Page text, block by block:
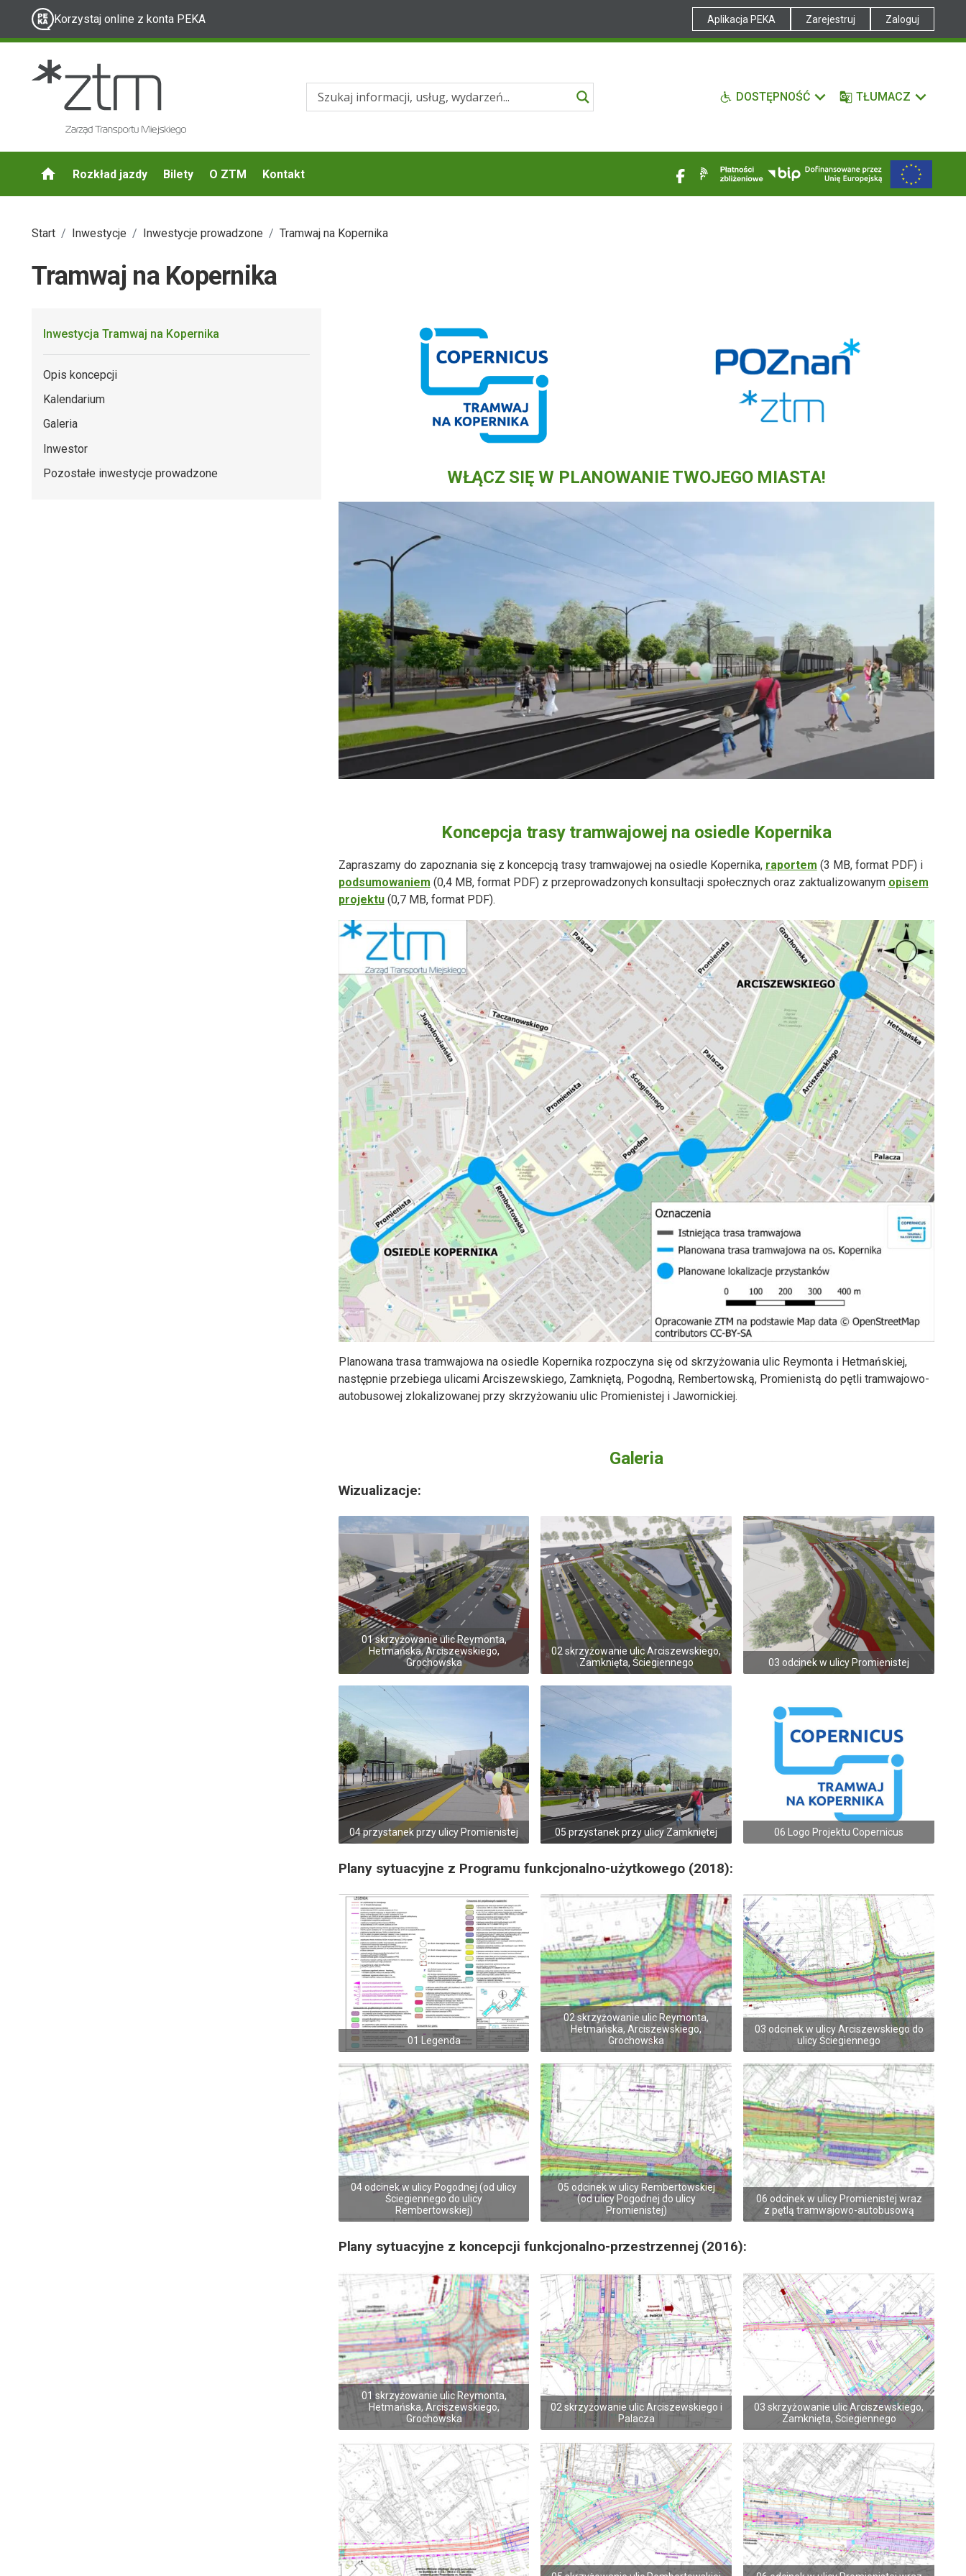
Korzystaj online z konta PEKA Aplikacja PEKA Zarejestruj Zaloguj
DOSTĘPNOŚĆ TŁUMACZ
Rozkład jazdy Bilety O ZTM Kontakt
Start Inwestycje Inwestycje prowadzone Tramwaj na Kopernika
Tramwaj na Kopernika
Inwestycja Tramwaj na Kopernika
Opis koncepcji
Kalendarium
Galeria
Inwestor
Pozostałe inwestycje prowadzone
WŁĄCZ SIĘ W PLANOWANIE TWOJEGO MIASTA!
Koncepcja trasy tramwajowej na osiedle Kopernika
Zapraszamy do zapoznania się z koncepcją trasy tramwajowej na osiedle Kopernika, raportem (3 MB, format PDF) i
podsumowaniem (0,4 MB, format PDF) z przeprowadzonych konsultacji społecznych oraz zaktualizowanym opisem
projektu(0,7 MB, format PDF).
Planowana trasa tramwajowa na osiedle Kopernika rozpoczyna się od skrzyżowania ulic Reymonta i Hetmańskiej,
następnie przebiega ulicami Arciszewskiego, Zamkniętą, Pogodną, Rembertowską, Promienistą do pętli tramwajowo-
autobusowej zlokalizowanej przy skrzyżowaniu ulic Promienistej i Jawornickiej.
Galeria
Wizualizacje:
01 skrzyżowanie ulic Reymonta,
Hetmańska, Arciszewskiego,
Grochowska
02 skrzyżowanie ulic Arciszewskiego,
Zamknięta, Ściegiennego
03 odcinek w ulicy Promienistej
04 przystanek przy ulicy Promienistej 05 przystanek przy ulicy Zamkniętej 06 Logo Projektu Copernicus
Plany sytuacyjne z Programu funkcjonalno-użytkowego (2018):
01 Legenda
02 skrzyżowanie ulic Reymonta,
Hetmańska, Arciszewskiego,
Grochowska
03 odcinek w ulicy Arciszewskiego do
ulicy Ściegiennego
04 odcinek w ulicy Pogodnej (od ulicy
Ściegiennego do ulicy
Rembertowskiej)
05 odcinek w ulicy Rembertowskiej
(od ulicy Pogodnej do ulicy
Promienistej)
06 odcinek w ulicy Promienistej wraz
z pętlą tramwajowo-autobusową
Plany sytuacyjne z koncepcji funkcjonalno-przestrzennej (2016):
01 skrzyżowanie ulic Reymonta,
Hetmańska, Arciszewskiego,
Grochowska
02 skrzyżowanie ulic Arciszewskiego i
Palacza
03 skrzyżowanie ulic Arciszewskiego,
Zamknięta, Ściegiennego